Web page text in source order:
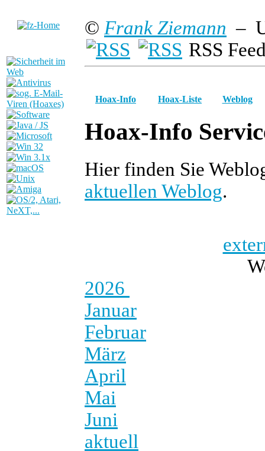
© Frank Ziemann –
RSS
Hoax-Info Hoax-Liste Weblog
Hoax-Info
Hier finden Sie
aktuellen Weblog.
2026
Januar
Februar
März
April
Mai
Juni
aktuell